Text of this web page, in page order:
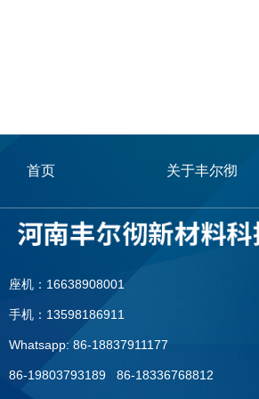
首页 关于丰尔彻
座机：16638908001
手机：13598186911
Whatsapp: 86-18837911177
86-19803793189 86-18336768812